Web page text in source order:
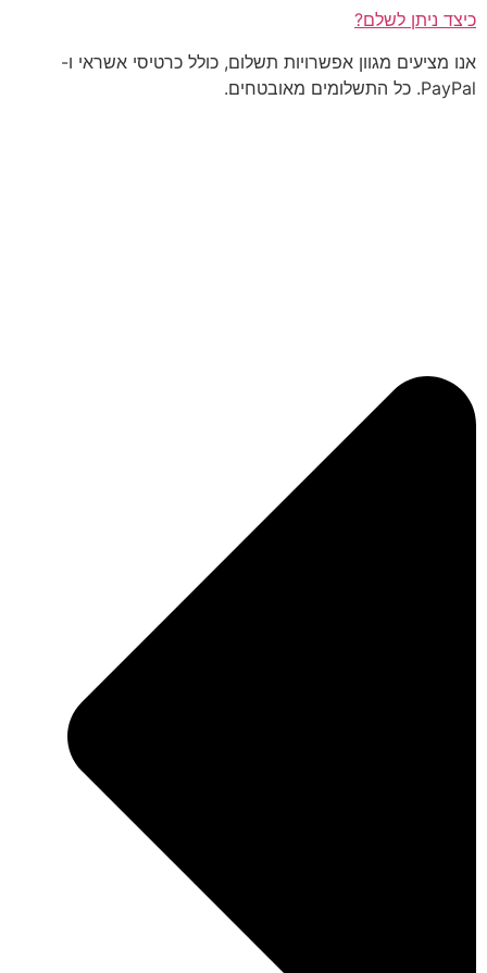
כיצד ניתן לשלם?
אנו מציעים מגוון אפשרויות תשלום, כולל כרטיסי אשראי ו-
PayPal. כל התשלומים מאובטחים.